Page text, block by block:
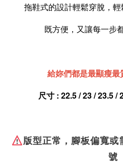
拖鞋式的設計輕鬆穿脫，輕
既方便，又讓每一步
給妳們都是最顯瘦最
尺寸 : 22.5 / 23 / 23.5 /
版型正常，腳板偏寬或
號